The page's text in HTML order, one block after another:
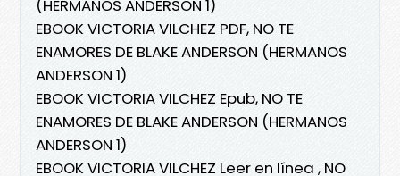
(HERMANOS ANDERSON 1)
EBOOK VICTORIA VILCHEZ PDF, NO TE
ENAMORES DE BLAKE ANDERSON (HERMANOS
ANDERSON 1)
EBOOK VICTORIA VILCHEZ Epub, NO TE
ENAMORES DE BLAKE ANDERSON (HERMANOS
ANDERSON 1)
EBOOK VICTORIA VILCHEZ Leer en línea , NO